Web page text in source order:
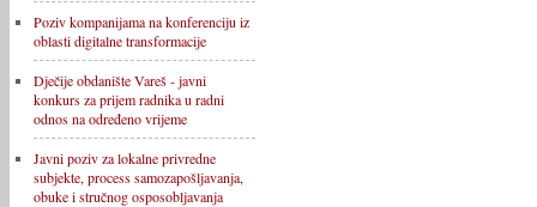
Poziv kompanijama na konferenciju iz
oblasti digitalne transformacije
Dječije obdanište Vareš - javni
konkurs za prijem radnika u radni
odnos na određeno vrijeme
Javni poziv za lokalne privredne
subjekte, process samozapošljavanja,
obuke i stručnog osposobljavanja